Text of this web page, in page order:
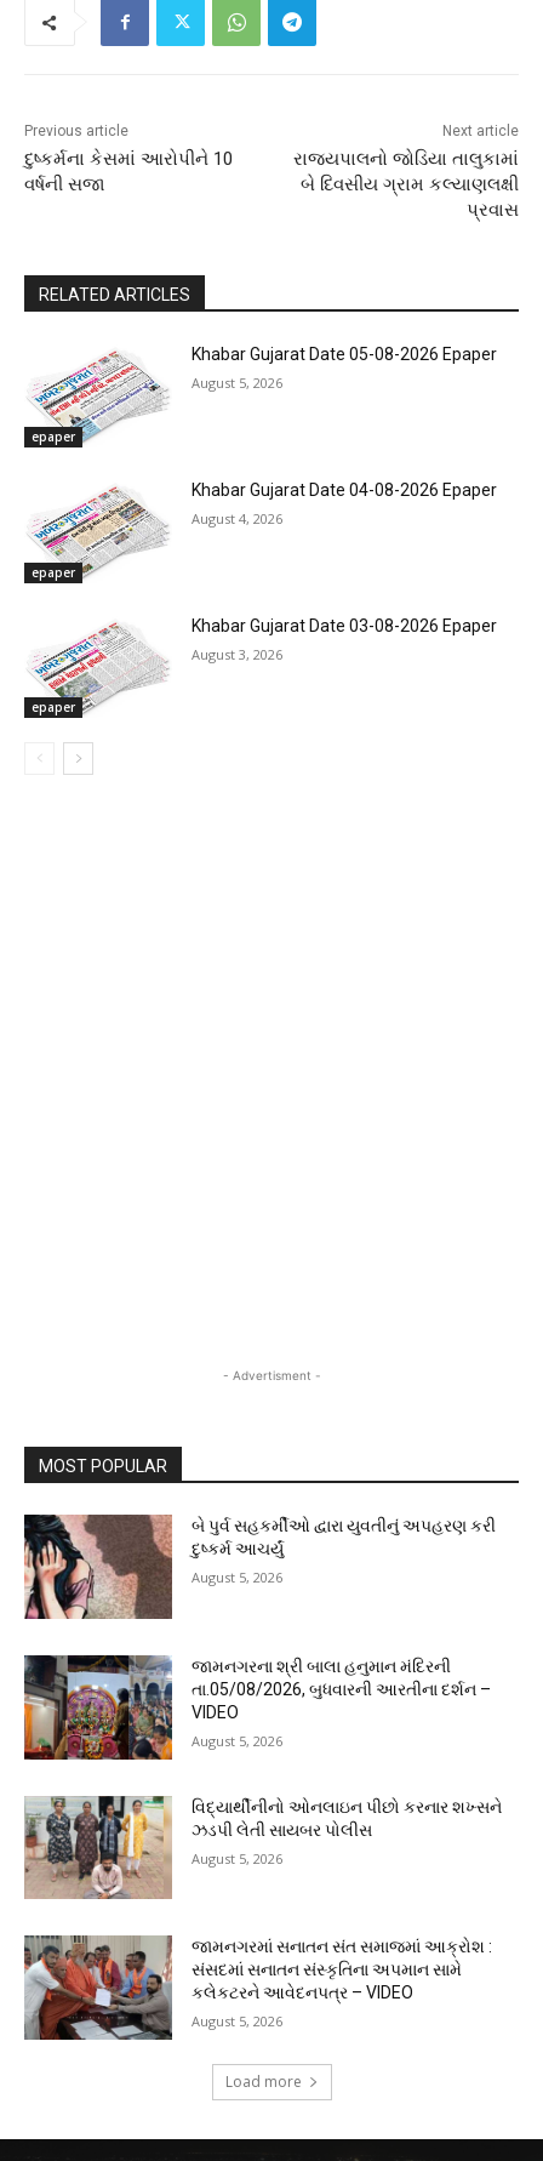
Previous article
દુષ્કર્મના કેસમાં આરોપીને 10
વર્ષની સજા
Next article
રાજ્યપાલનો જોડિયા તાલુકામાં
બે દિવસીય ગ્રામ કલ્યાણલક્ષી
પ્રવાસ
RELATED ARTICLES
epaper
Khabar Gujarat Date 05-08-2026 Epaper
August 5, 2026
epaper
Khabar Gujarat Date 04-08-2026 Epaper
August 4, 2026
epaper
Khabar Gujarat Date 03-08-2026 Epaper
August 3, 2026
- Advertisment -
MOST POPULAR
બે પુર્વ સહકર્મીઓ દ્વારા યુવતીનું અપહરણ કરી
દુષ્કર્મ આચર્યું
August 5, 2026
જામનગરના શ્રી બાલા હનુમાન મંદિરની
તા.05/08/2026, બુધવારની આરતીના દર્શન –
VIDEO
August 5, 2026
વિદ્યાર્થીનીનો ઓનલાઇન પીછો કરનાર શખ્સને
ઝડપી લેતી સાયબર પોલીસ
August 5, 2026
જામનગરમાં સનાતન સંત સમાજમાં આક્રોશ :
સંસદમાં સનાતન સંસ્કૃતિના અપમાન સામે
કલેકટરને આવેદનપત્ર – VIDEO
August 5, 2026
Load more